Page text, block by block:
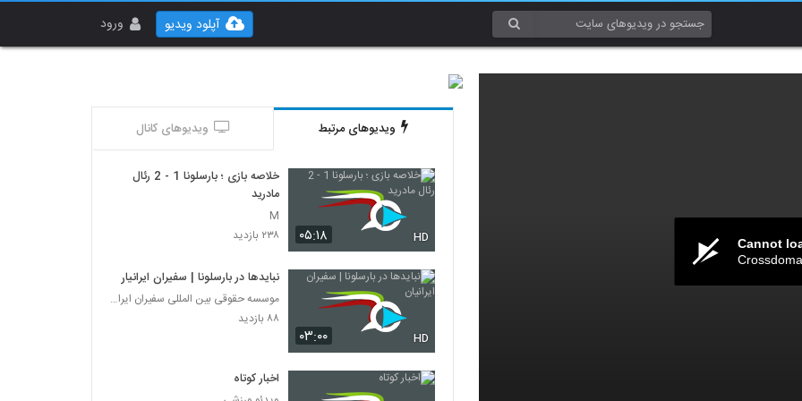
ورود آپلود ویدیو
Cannot
ویدیوهای مرتبط ویدیوهای کانال
۰۵:۱۸ HD
خلاصه بازی ؛ بارسلونا 1 - 2 رئال
مادرید
M
۲۳۸ بازدید
۰۳:۰۰ HD
نبایدها در بارسلونا | سفیران ایرانیان
موسسه حقوقی بین المللی سفیران ایرانیان
۸۸ بازدید
اخبار کوتاه